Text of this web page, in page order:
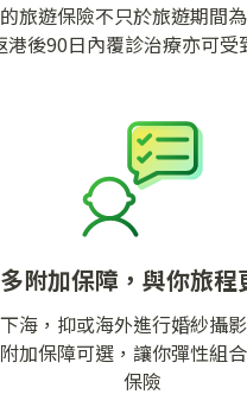
旅遊保險不只於旅遊期間為
港後90日內覆診治療亦可受
附加保障，與你旅程
海，抑或海外進行婚紗攝
加保障可選，讓你彈性組
保險